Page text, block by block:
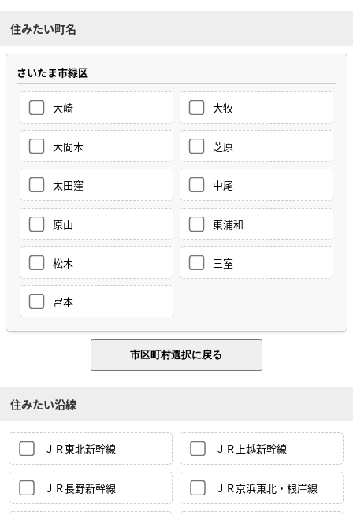
住みたい町名
さいたま市緑区
大崎 大牧
大間木 芝原
太田窪 中尾
原山 東浦和
松木 三室
宮本
住みたい沿線
ＪＲ東北新幹線 ＪＲ上越新幹線
ＪＲ長野新幹線 ＪＲ京浜東北・根岸線